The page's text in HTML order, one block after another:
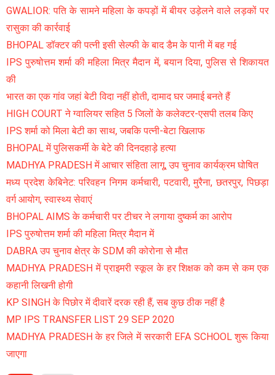
GWALIOR: पति के सामने महिला के कपड़ों में बीयर उड़ेलने वाले लड़कों पर
रासुका की कार्रवाई
BHOPAL डॉक्टर की पत्नी इसी सेल्फी के बाद डैम के पानी में बह गई
IPS पुरुषोत्तम शर्मा की महिला मित्र मैदान में, बयान दिया, पुलिस से शिकायत
की
भारत का एक गांव जहां बेटी विदा नहीं होती, दामाद घर जमाई बनते हैं
HIGH COURT ने ग्वालियर सहित 5 जिलों के कलेक्टर-एसपी तलब किए
IPS शर्मा को मिला बेटी का साथ, जबकि पत्नी-बेटा खिलाफ
BHOPAL में पुलिसकर्मी के बेटे की दिनदहाड़े हत्या
MADHYA PRADESH में आचार संहिता लागू, उप चुनाव कार्यक्रम घोषित
मध्य प्रदेश केबिनेट: परिवहन निगम कर्मचारी, पटवारी, मुरैना, छतरपुर, पिछड़ा
वर्ग आयोग, स्वास्थ्य सेवाएं
BHOPAL AIMS के कर्मचारी पर टीचर ने लगाया दुष्कर्म का आरोप
IPS पुरुषोत्तम शर्मा की महिला मित्र मैदान में
DABRA उप चुनाव क्षेत्र के SDM की कोरोना से मौत
MADHYA PRADESH में प्राइमरी स्कूल के हर शिक्षक को कम से कम एक
कहानी लिखनी होगी
KP SINGH के पिछोर में दीवारें दरक रही हैं, सब कुछ ठीक नहीं है
MP IPS TRANSFER LIST 29 SEP 2020
MADHYA PRADESH के हर जिले में सरकारी EFA SCHOOL शुरू किया
जाएगा